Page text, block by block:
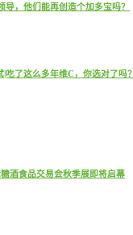
导，他们能再创造个加多宝吗？
吃了这么多年维C，你选对了吗？
酒食品交易会秋季展即将启幕